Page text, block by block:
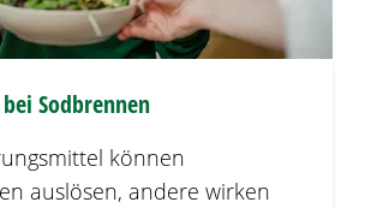
Sodbrennen
können
auslösen, andere wirken